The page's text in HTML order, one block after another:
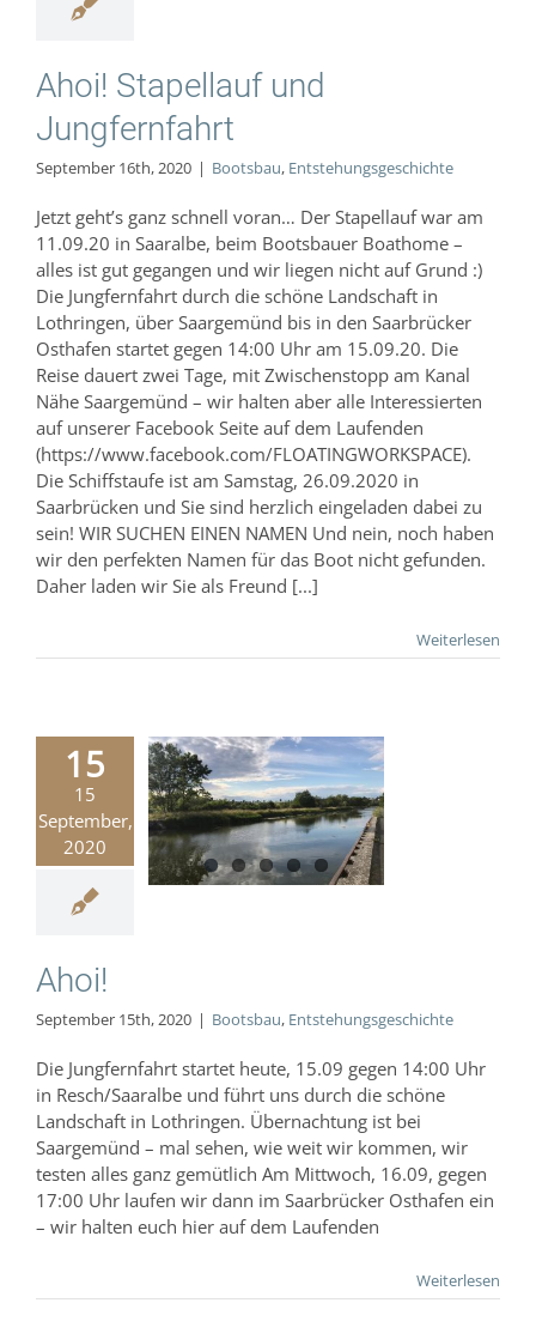
Ahoi! Stapellauf und
Jungfernfahrt
September 16th, 2020 | Bootsbau, Entstehungsgeschichte
Jetzt geht’s ganz schnell voran… Der Stapellauf war am
11.09.20 in Saaralbe, beim Bootsbauer Boathome –
alles ist gut gegangen und wir liegen nicht auf Grund :)
Die Jungfernfahrt durch die schöne Landschaft in
Lothringen, über Saargemünd bis in den Saarbrücker
Osthafen startet gegen 14:00 Uhr am 15.09.20. Die
Reise dauert zwei Tage, mit Zwischenstopp am Kanal
Nähe Saargemünd – wir halten aber alle Interessierten
auf unserer Facebook Seite auf dem Laufenden
(https://www.facebook.com/FLOATINGWORKSPACE).
Die Schiffstaufe ist am Samstag, 26.09.2020 in
Saarbrücken und Sie sind herzlich eingeladen dabei zu
sein! WIR SUCHEN EINEN NAMEN Und nein, noch haben
wir den perfekten Namen für das Boot nicht gefunden.
Daher laden wir Sie als Freund [...]
Weiterlesen
15
15
September,
2020
Ahoi!
Ahoi!
September 15th, 2020 | Bootsbau, Entstehungsgeschichte
Die Jungfernfahrt startet heute, 15.09 gegen 14:00 Uhr
in Resch/Saaralbe und führt uns durch die schöne
Landschaft in Lothringen. Übernachtung ist bei
Saargemünd – mal sehen, wie weit wir kommen, wir
testen alles ganz gemütlich Am Mittwoch, 16.09, gegen
17:00 Uhr laufen wir dann im Saarbrücker Osthafen ein
– wir halten euch hier auf dem Laufenden
Weiterlesen